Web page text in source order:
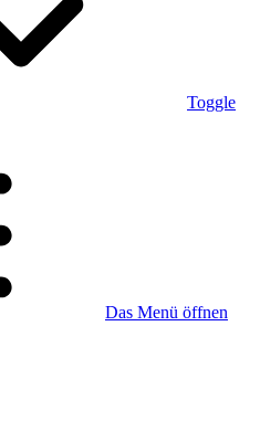
Toggle
Das Menü öffnen